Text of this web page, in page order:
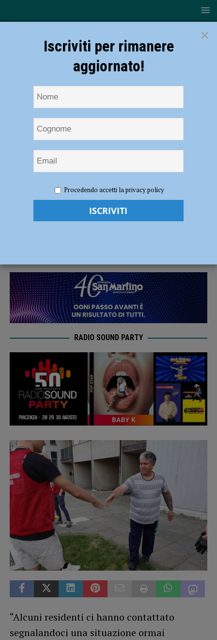
residenti chiamano CasaPound e i militanti ripuliscono l’area
“Degrado e rifiuti”, i residenti chiamano
RADIO SOUND PARTY
“Alcuni residenti ci hanno contattato
segnalandoci una situazione ormai
×
Iscriviti per rimanere
aggiornato!
Procedendo accetti la privacy policy